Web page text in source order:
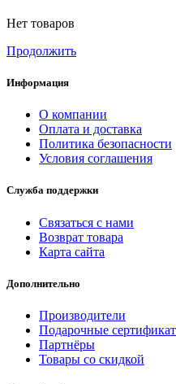
Нет товаров
Продолжить
Информация
О компании
Оплата и доставка
Политика безопасности
Условия соглашения
Служба поддержки
Связаться с нами
Возврат товара
Карта сайта
Дополнительно
Производители
Подарочные
Партнёры
Товары со скидкой